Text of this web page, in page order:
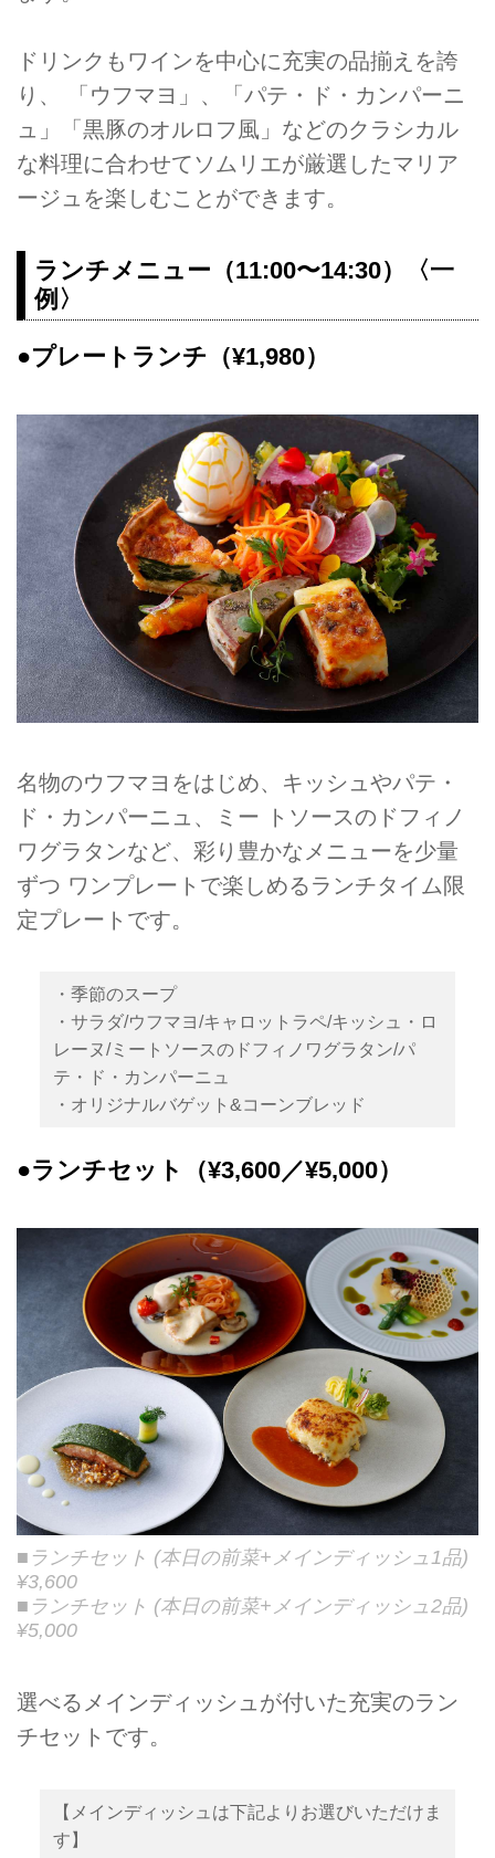
ドリンクもワインを中心に充実の品揃えを誇
り、 「ウフマヨ」、「パテ・ド・カンパーニ
ュ」「黒豚のオルロフ風」などのクラシカル
な料理に合わせてソムリエが厳選したマリア
ージュを楽しむことができます。
ランチメニュー（11:00〜14:30）〈一
例〉
●プレートランチ（¥1,980）
名物のウフマヨをはじめ、キッシュやパテ・
ド・カンパーニュ、ミー トソースのドフィノ
ワグラタンなど、彩り豊かなメニューを少量
ずつ ワンプレートで楽しめるランチタイム限
定プレートです。
・季節のスープ
・サラダ/ウフマヨ/キャロットラペ/キッシュ・ロ
レーヌ/ミートソースのドフィノワグラタン/パ
テ・ド・カンパーニュ
・オリジナルバゲット&コーンブレッド
●ランチセット（¥3,600／¥5,000）
■ランチセット (本日の前菜+メインディッシュ1品)
¥3,600
■ランチセット (本日の前菜+メインディッシュ2品)
¥5,000
選べるメインディッシュが付いた充実のラン
チセットです。
【メインディッシュは下記よりお選びいただけま
す】